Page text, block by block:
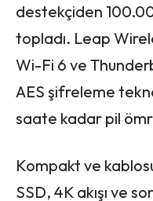
destekçiden
topladı. Leap
Wi-Fi 6 ve
AES şifreleme
saate kadar pil
Kompakt ve
SSD, 4K akışı ve